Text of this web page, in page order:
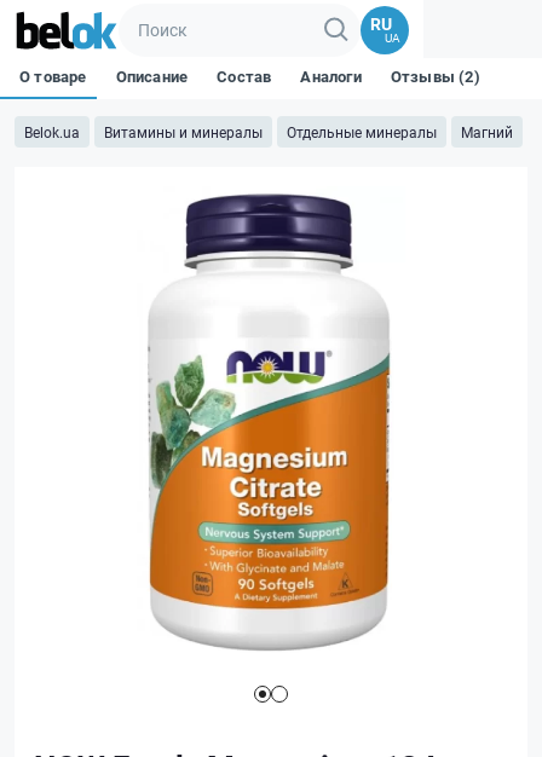
RU
UA
Belok.ua Витамины и минералы Отдельные минералы Магний
О товаре Описание Состав Аналоги Отзывы (2)